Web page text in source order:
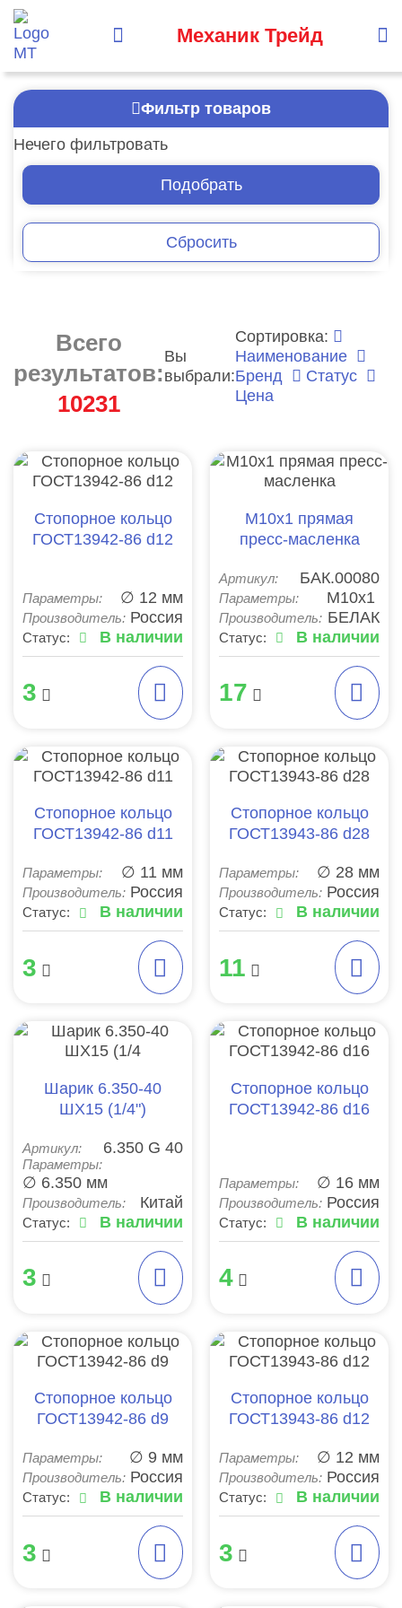
Механик Трейд
Фильтр товаров
Нечего фильтровать
Подобрать
Сбросить
Всего
результатов:
10231
Вы
выбрали:
Сортировка:
Наименование
Бренд
Статус
Цена
Стопорное кольцо
ГОСТ13942-86 d12
Параметры: ∅ 12 мм
Производитель: Россия
Статус: В наличии
3
М10х1 прямая
пресс-масленка
Артикул: БАК.00080
Параметры: М10х1
Производитель: БЕЛАК
Статус: В наличии
17
Стопорное кольцо
ГОСТ13942-86 d11
Параметры: ∅ 11 мм
Производитель: Россия
Статус: В наличии
3
Стопорное кольцо
ГОСТ13943-86 d28
Параметры: ∅ 28 мм
Производитель: Россия
Статус: В наличии
11
Шарик 6.350-40
ШХ15 (1/4")
Артикул: 6.350 G 40
Параметры:
∅ 6.350 мм
Производитель: Китай
Статус: В наличии
3
Стопорное кольцо
ГОСТ13942-86 d16
Параметры: ∅ 16 мм
Производитель: Россия
Статус: В наличии
4
Стопорное кольцо
ГОСТ13942-86 d9
Параметры: ∅ 9 мм
Производитель: Россия
Статус: В наличии
3
Стопорное кольцо
ГОСТ13943-86 d12
Параметры: ∅ 12 мм
Производитель: Россия
Статус: В наличии
3